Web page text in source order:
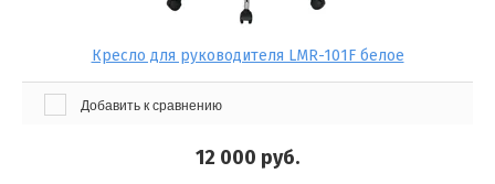
Кресло для руководителя LMR-101F белое
Добавить к сравнению
12 000 руб.